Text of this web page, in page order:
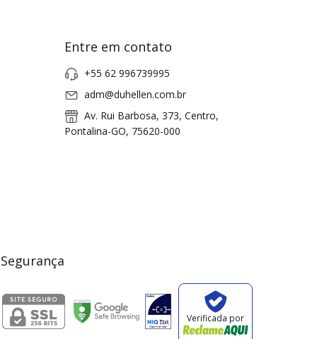
Entre em contato
+55 62 996739995
adm@duhellen.com.br
Av. Rui Barbosa, 373, Centro,
Pontalina-GO, 75620-000
Segurança
Verificada por